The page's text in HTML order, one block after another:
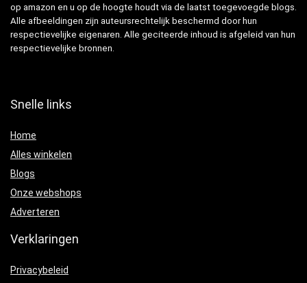
op amazon en u op de hoogte houdt via de laatst toegevoegde blogs.
Alle afbeeldingen zijn auteursrechtelijk beschermd door hun
respectievelijke eigenaren. Alle geciteerde inhoud is afgeleid van hun
respectievelijke bronnen.
Snelle links
Home
Alles winkelen
Blogs
Onze webshops
Adverteren
Verklaringen
Privacybeleid